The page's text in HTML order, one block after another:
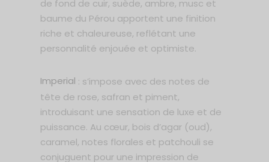
de fond de cuir, suède, ambre, musc et
baume du Pérou apportent une finition
riche et chaleureuse, reflétant une
personnalité enjouée et optimiste.
Imperial : s’impose avec des notes de
tête de rose, safran et piment,
introduisant une sensation de luxe et de
puissance. Au cœur, bois d’agar (oud),
caramel, notes florales et patchouli se
conjuguent pour une impression de